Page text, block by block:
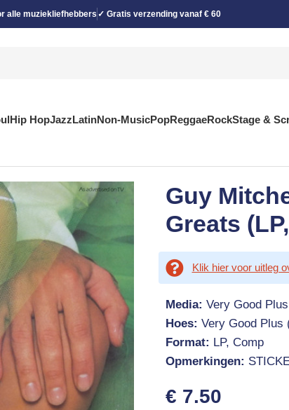
alle muziekliefhebbers ✓ Gratis verzending vanaf € 60
Hip HopJazzLatinNon-MusicPopReggaeRockStage &
Guy
Greats
Klik hier voor uitleg
Media: Very Good
Hoes: Very Good Plus
Format: LP, Comp
Opmerkingen:
€ 7.50